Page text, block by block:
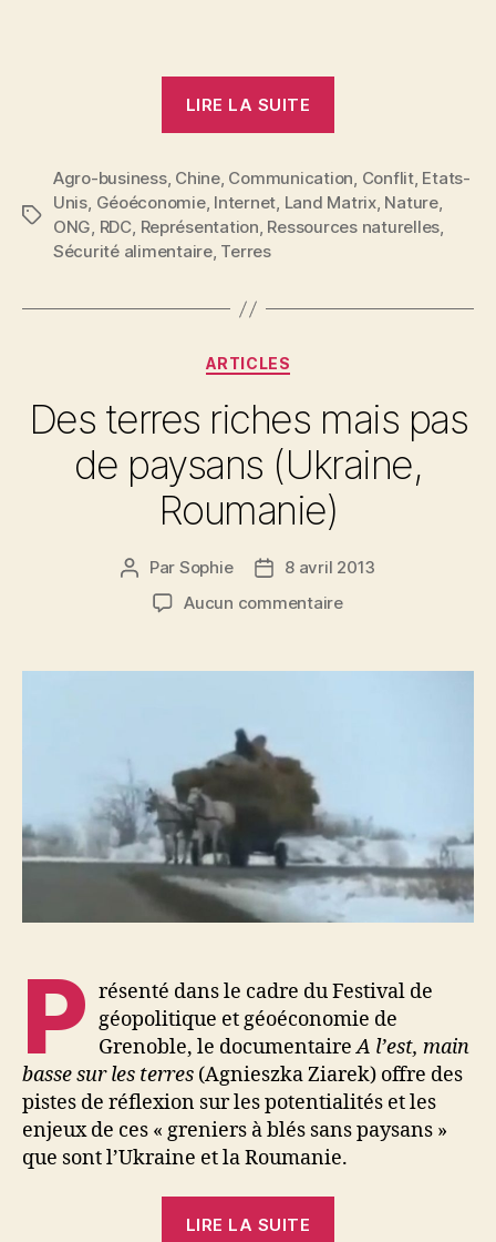
LIRE LA SUITE
Une
illustration
des
Étiquettes
Agro-business, Chine, Communication, Conflit, Etats-
Unis, Géoéconomie, Internet, Land Matrix, Nature,
ONG, RDC, Représentation, Ressources naturelles,
Sécurité alimentaire, Terres
Catégories
ARTICLES
Des terres riches mais pas
de paysans (Ukraine,
Roumanie)
Auteur
l’article
Par Sophie
Date8 avril 2013
Aucun commentairesur
riches
Roumanie)
P résenté dans le cadre du Festival de
géopolitique et géoéconomie de
Grenoble, le documentaireA l’est, main
basse sur les terres (Agnieszka Ziarek) offre des
pistes de réflexion sur les potentialités et les
enjeux de ces « greniers à blés sans paysans »
que sont l’Ukraine et la Roumanie.
LIRE LA SUITE